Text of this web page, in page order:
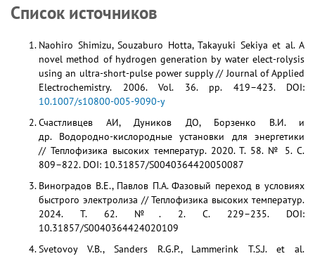
Список источников
Naohiro Shimizu, Souzaburo Hotta, Takayuki Sekiya et al. A
novel method of hydrogen generation by water elect-rolysis
using an ultra-short-pulse power supply // Journal of Applied
Electrochemistry. 2006. Vol. 36. pp. 419–423. DOI:
10.1007/s10800-005-9090-y
Счастливцев АИ, Дуников ДО, Борзенко В.И. и
др. Водородно-кислородные установки для энергетики
// Теплофизика высоких температур. 2020. Т. 58. № 5. С.
809–822. DOI: 10.31857/S0040364420050087
Виноградов В.Е., Павлов П.А. Фазовый переход в условиях
быстрого электролиза // Теплофизика высоких температур.
2024. Т. 62. №. 2. С. 229–235. DOI:
10.31857/S0040364424020109
Svetovoy V.B., Sanders R.G.P., Lammerink T.S.J. et al.